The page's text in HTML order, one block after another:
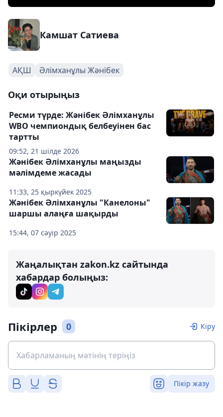
Камшат Сатиева
АҚШ Әлімханұлы Жәнібек
Оқи отырыңыз
09:52, 21 шілде 2026
Ресми түрде: Жәнібек Әлімханұлы
WBO чемпиондық белбеуінен бас
тартты
11:33, 25 қыркүйек 2025
Жәнібек Әлімханұлы маңызды
мәлімдеме жасады
15:44, 07 сәуір 2025
Жәнібек Әлімханұлы "Канелоны"
шаршы алаңға шақырды
Жаңалықтан zakon.kz сайтында
хабардар болыңыз:
Пікірлер 0 Кіру
Пікір жазу